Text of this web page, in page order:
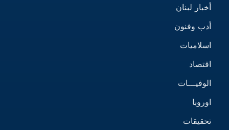
أخبار لبنان
أدب وفنون
اسلاميات
اقتصاد
الوفيـــات
اوروبا
تحقيقات